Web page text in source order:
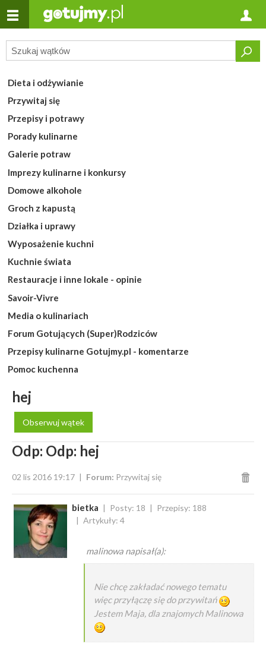
Dieta i odżywianie
Przywitaj się
Przepisy i potrawy
Porady kulinarne
Galerie potraw
Imprezy kulinarne i konkursy
Domowe alkohole
Groch z kapustą
Działka i uprawy
Wyposażenie kuchni
Kuchnie świata
Restauracje i inne lokale - opinie
Savoir-Vivre
Media o kulinariach
Forum Gotujących (Super)Rodziców
Przepisy kulinarne Gotujmy.pl - komentarze
Pomoc kuchenna
hej
Obserwuj wątek
Odp: Odp: hej
02 lis 2016 19:17 Forum: Przywitaj się
bietka Posty: 18
Przepisy: 188
Artykuły: 4
malinowa napisał(a):
Nie chcę zakładać nowego tematu
więc przyłączę się do przywitań
Jestem Maja, dla znajomych Malinowa